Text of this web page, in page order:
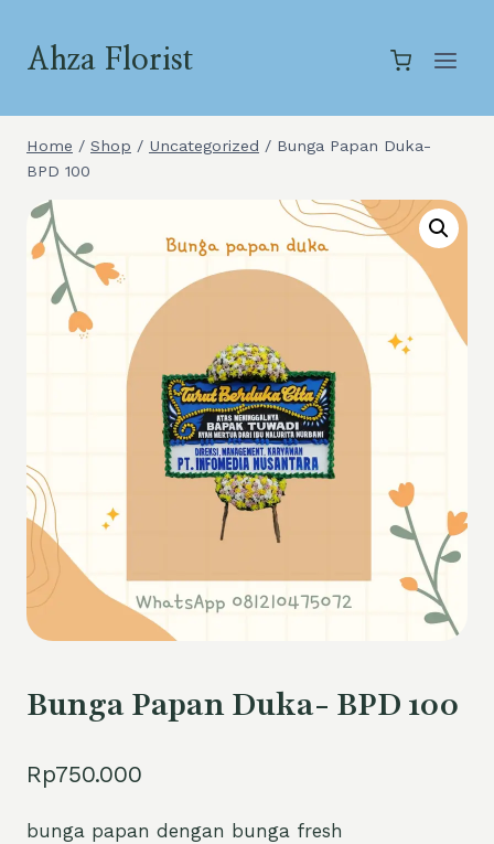
content
Ahza Florist
Home / Shop / Uncategorized / Bunga Papan Duka-
BPD 100
Bunga Papan Duka- BPD 100
Rp750.000
bunga papan dengan bunga fresh